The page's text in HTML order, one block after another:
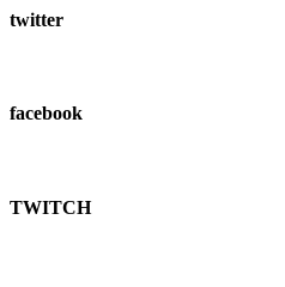
twitter
facebook
TWITCH​